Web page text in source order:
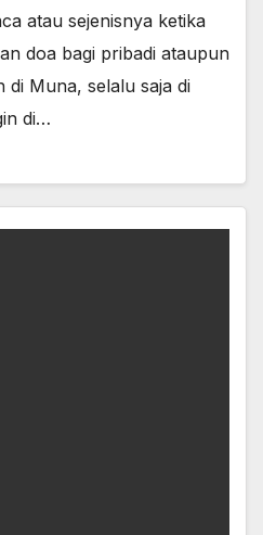
atau sejenisnya ketika
doa bagi pribadi ataupun
di Muna, selalu saja di
di…